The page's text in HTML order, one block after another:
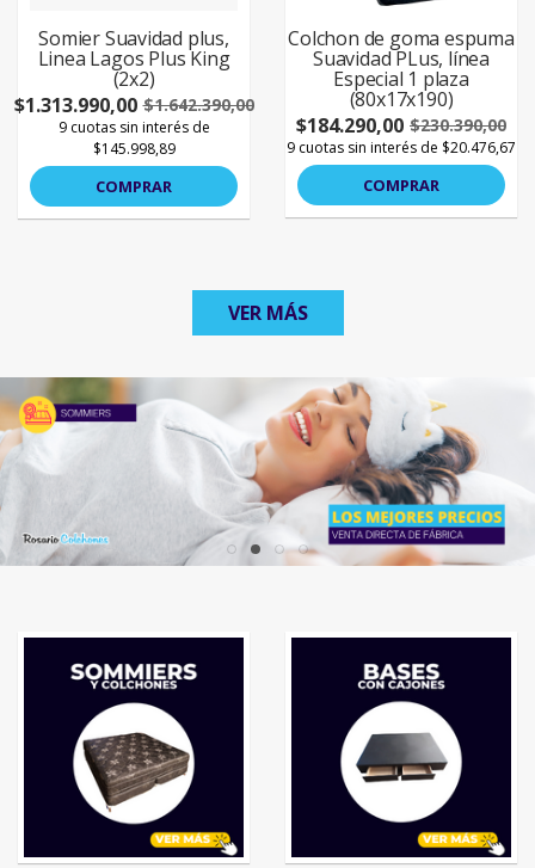
Somier Suavidad plus,
Linea Lagos Plus King
(2x2)
$1.313.990,00 $1.642.390,00
9 cuotas sin interés de
$145.998,89
COMPRAR
Colchon de goma espuma
Suavidad PLus, línea
Especial 1 plaza
(80x17x190)
$184.290,00 $230.390,00
9 cuotas sin interés de $20.476,67
COMPRAR
VER MÁS